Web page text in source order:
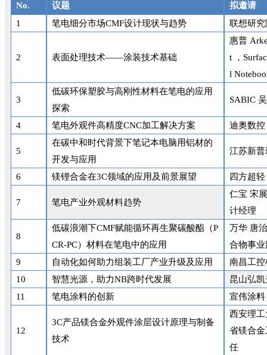
No. 议题
拟邀请
1
笔电细分市场CMF设计现状与趋势 联想研
2 表面处理技术——涂装技术基础
惠普
t ，
l
3
低碳环保塑胶与高刚性材料在笔电的应用
探索
SABIC
4 笔电外观件高精度CNC加工解决方案 迪奥数
5
在碳中和时代背景下笔记本电脑用铝材的
开发与应用
江苏新
6 镁锂合金在3C领域的应用及前景展望 四方超
7 笔电产业外观材料趋势
仁宝 宋
计经理
8
低碳浪潮下CMF赋能循环再生聚碳酸酯（P
CR-PC）材料在笔电中的应用
万华 唐
合物事
9
自动化如何助力组装工厂产业升级及应用
南昌工
10
智慧光源，助力NB跨时代发展
昆山弘
11
笔电涂料的创新 宣伟涂
12
3C产品镁合金外观件涂层设计原理与制备
技术
西安理
省镁合
任